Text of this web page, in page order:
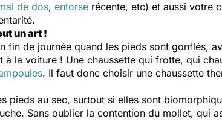
de dos, entorse récente, etc) et aussi votre
un art !
fin de journée quand les pieds sont gonflés,
à la voiture ! Une chaussette qui frotte, qui
. Il faut donc choisir une chaussette
pieds au sec, surtout si elles sont
Sans oublier la contention du mollet, qui